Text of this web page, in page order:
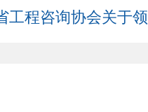
工程咨询协会关于